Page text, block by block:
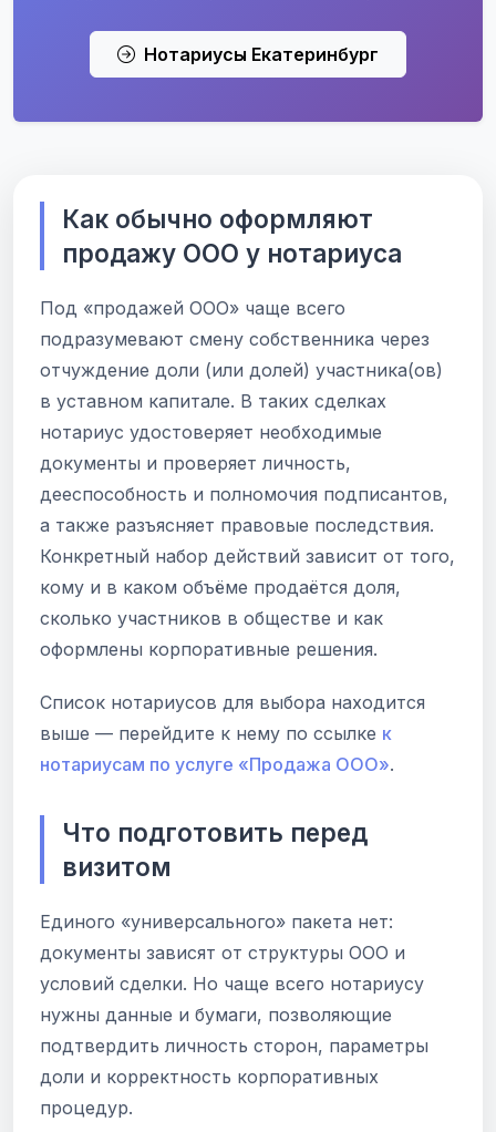
Нотариусы Екатеринбург
Как обычно оформляют
продажу ООО у нотариуса
Под «продажей ООО» чаще всего
подразумевают смену собственника через
отчуждение доли (или долей) участника(ов)
в уставном капитале. В таких сделках
нотариус удостоверяет необходимые
документы и проверяет личность,
дееспособность и полномочия подписантов,
а также разъясняет правовые последствия.
Конкретный набор действий зависит от того,
кому и в каком объёме продаётся доля,
сколько участников в обществе и как
оформлены корпоративные решения.
Список нотариусов для выбора находится
выше — перейдите к нему по ссылке к
нотариусам по услуге «Продажа ООО».
Что подготовить перед
визитом
Единого «универсального» пакета нет:
документы зависят от структуры ООО и
условий сделки. Но чаще всего нотариусу
нужны данные и бумаги, позволяющие
подтвердить личность сторон, параметры
доли и корректность корпоративных
процедур.